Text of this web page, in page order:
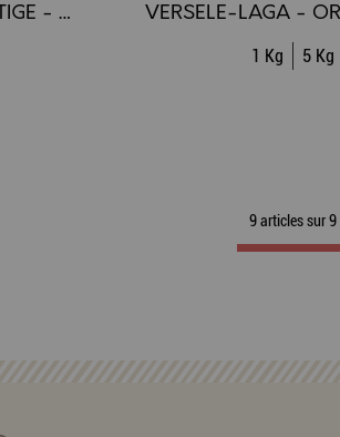
VERSELE-LAGA - PRESTIGE - Loro Parque - Mélange pour Perruches Africaines
1 Kg 5 Kg
9 articles sur 9